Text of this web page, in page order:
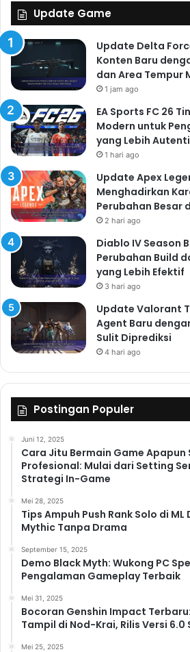
Update Game
Update Delta
Konten Baru
dan Area Tempur
1 jam ago
EA Sports FC 26
Modern untuk
yang Lebih
1 hari ago
Update Apex
Menghadirkan
Perubahan Besar
2 hari ago
Diablo IV Season
Perubahan Build
yang Lebih Efektif
3 hari ago
Update Valorant
Agent Baru
Sulit Diprediksi
4 hari ago
Postingan Populer
Juni 12, 2025
Cara Jitu Bermain Game
Profesional: Mulai dari Setting
Strategi In-Game
Mei 28, 2025
Tips Ampuh Push Rank Solo di
Mythic Tanpa Drama
September 15, 2025
Demo Black Myth: Wukong PC
Pengalaman Gameplay Terbaik
Mei 31, 2025
Bocoran Genshin Impact
Tampil di Nod-Krai, Rilis Versi
Mei 25, 2025